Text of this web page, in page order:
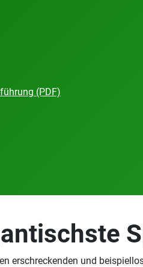
(PDF)
erschreckenden und